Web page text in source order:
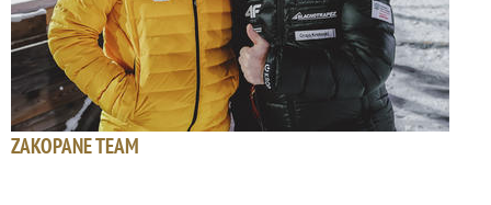
ZAKOPANE TEAM